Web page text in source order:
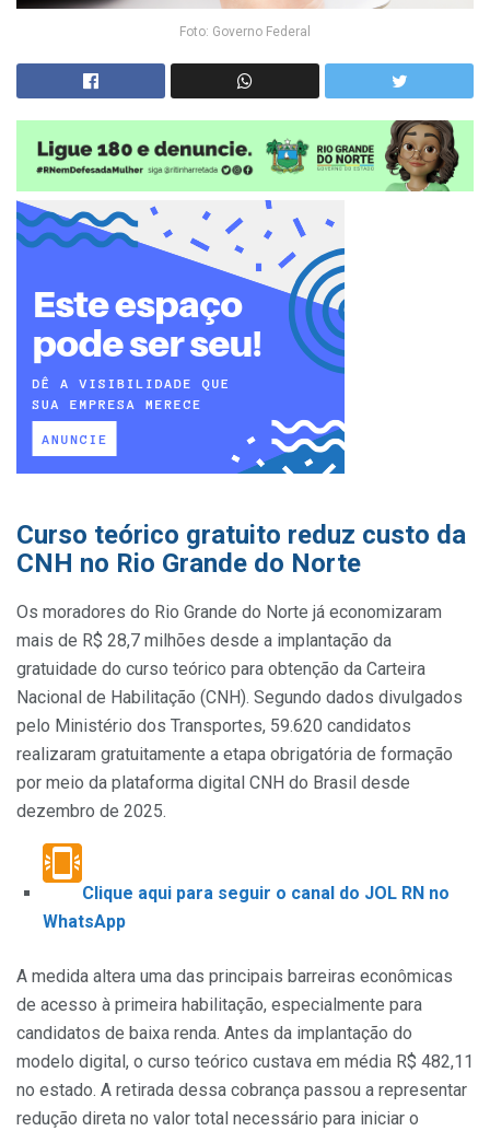
Foto: Governo Federal
Curso teórico gratuito reduz custo da
CNH no Rio Grande do Norte
Os moradores do Rio Grande do Norte já economizaram
mais de R$ 28,7 milhões desde a implantação da
gratuidade do curso teórico para obtenção da Carteira
Nacional de Habilitação (CNH). Segundo dados divulgados
pelo Ministério dos Transportes, 59.620 candidatos
realizaram gratuitamente a etapa obrigatória de formação
por meio da plataforma digital CNH do Brasil desde
dezembro de 2025.
Clique aqui para seguir o canal do JOL RN no
WhatsApp
A medida altera uma das principais barreiras econômicas
de acesso à primeira habilitação, especialmente para
candidatos de baixa renda. Antes da implantação do
modelo digital, o curso teórico custava em média R$ 482,11
no estado. A retirada dessa cobrança passou a representar
redução direta no valor total necessário para iniciar o